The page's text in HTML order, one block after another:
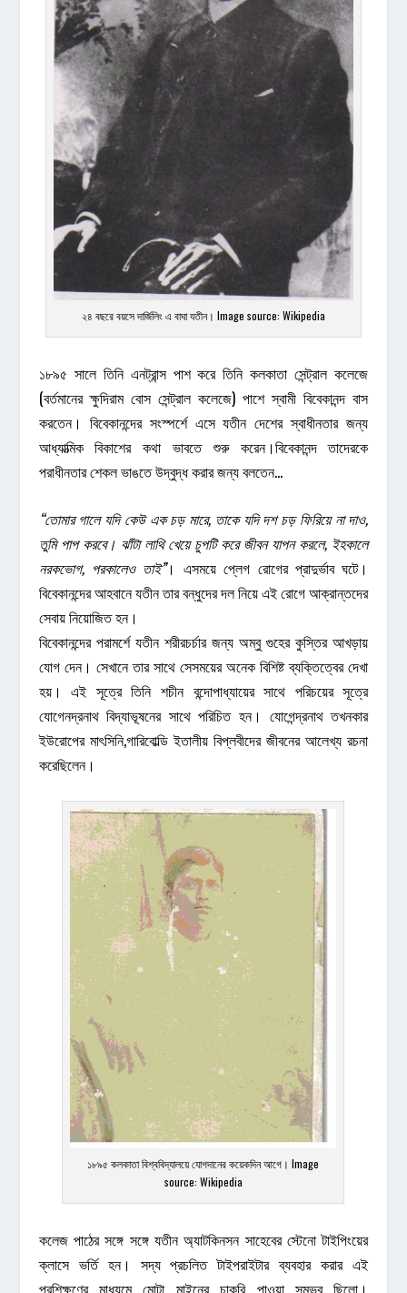
২৪ বছরে বয়সেদার্জিলিং এ বাঘা যতীন। Image source: Wikipedia
১৮৯৫ সালে তিনি এনট্রান্স পাশ করে তিনি কলকাতা সেন্ট্রাল কলেজে
(বর্তমানের ক্ষুদিরাম বোস সেন্ট্রাল কলেজে) পাশে স্বামী বিবেকানন্দ বাস
করতেন। বিবেকানন্দের সংস্পর্শে এসে যতীন দেশের স্বাধীনতার জন্য
আধ্যাত্মিক বিকাশের কথা ভাবতে শুরু করেন।বিবেকানন্দ তাদেরকে
পরাধীনতার শেকল ভাঙতে উদ্বুদ্ধ করার জন্য বলতেন…
“তোমার গালে যদি কেউ এক চড় মারে, তাকে যদি দশ চড় ফিরিয়ে না দাও,
তুমি পাপ করবে। ঝাঁটা লাথি খেয়ে চুপটি করে জীবন যাপন করলে, ইহকালে
নরকভোগ, পরকালেও তাই”। এসময়ে প্লেগ রোগের প্রাদুর্ভাব ঘটে।
বিবেকানন্দের আহবানে যতীন তার বন্ধুদের দল নিয়ে এই রোগে আক্রান্তদের
সেবায় নিয়োজিত হন।
বিবেকানন্দের পরামর্শে যতীন শরীরচর্চার জন্য অম্বু গুহের কুস্তির আখড়ায়
যোগ দেন। সেখানে তার সাথে সেসময়ের অনেক বিশিষ্ট ব্যক্তিত্বের দেখা
হয়। এই সূত্রে তিনি শচীন বন্দোপাধ্যায়ের সাথে পরিচয়ের সূত্রে
যোগেনদ্রনাথ বিদ্যাভূষনের সাথে পরিচিত হন। যোগেন্দ্রনাথ তখনকার
ইউরোপের মাৎসিনি,গারিবোল্ডি ইতালীয় বিপ্লবীদের জীবনের আলেখ্য রচনা
করেছিলেন।
১৮৯৫ কলকাতা বিশ্ববিদ্যালয়ে যোগদানের কয়েকদিন আগে। Image
source: Wikipedia
কলেজ পাঠের সঙ্গে সঙ্গে যতীন অ্যাটকিনসন সাহেবের স্টেনো টাইপিংয়ের
ক্লাসে ভর্তি হন। সদ্য প্রচলিত টাইপরাইটার ব্যবহার করার এই
প্রশিক্ষণের মাধ্যমে মোটা মাইনের চাকুরি পাওয়া সম্ভব ছিলো।